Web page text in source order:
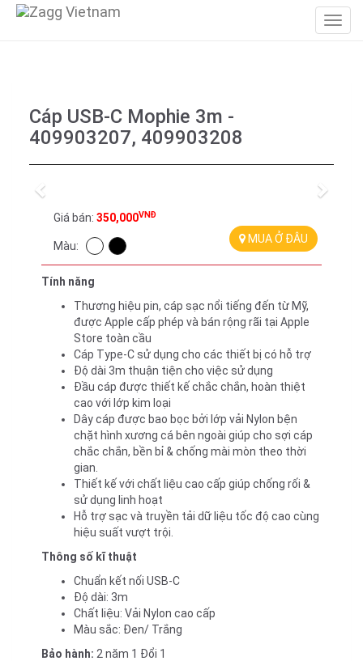
Cáp USB-C Mophie 3m -
409903207, 409903208
Previous Next
Giá bán: 350,000VNĐ
Màu:
MUA Ở ĐÂU
Tính năng
Thương hiệu pin, cáp sạc nổi tiếng đến từ Mỹ,
được Apple cấp phép và bán rộng rãi tại Apple
Store toàn cầu
Cáp Type-C sử dụng cho các thiết bị có hỗ trợ
Độ dài 3m thuận tiện cho việc sử dụng
Đầu cáp được thiết kế chắc chắn, hoàn thiệt
cao với lớp kim loại
Dây cáp được bao bọc bởi lớp vải Nylon bện
chặt hình xương cá bên ngoài giúp cho sợi cáp
chắc chắn, bền bỉ & chống mài mòn theo thời
gian.
Thiết kế với chất liệu cao cấp giúp chống rối &
sử dụng linh hoạt
Hỗ trợ sạc và truyền tải dữ liệu tốc độ cao cùng
hiệu suất vượt trội.
Thông số kĩ thuật
Chuẩn kết nối USB-C
Độ dài: 3m
Chất liệu: Vải Nylon cao cấp
Màu sắc: Đen/ Trắng
Bảo hành: 2 năm 1 Đổi 1